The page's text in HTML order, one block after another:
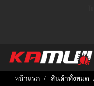
หน้าแรก สินค้าทั้งหมด